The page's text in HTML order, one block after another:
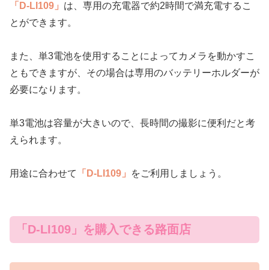
「D-LI109」 は、専用の充電器で約2時間で満充電するこ
とができます。
また、単3電池を使用することによってカメラを動かすこ
ともできますが、その場合は専用のバッテリーホルダーが
必要になります。
単3電池は容量が大きいので、長時間の撮影に便利だと考
えられます。
用途に合わせて 「D-LI109」 をご利用しましょう。
「D-LI109」を購入できる路面店